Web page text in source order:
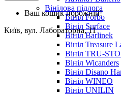
Ваш кошик порожній!
Київ, вул. Лабораторна, 11
Вінілова підлога
Вініл Forbo
Вініл Surface
Вініл Barlinek
Вініл Treasure
Вініл TRU-
Вініл Wicanders
Вініл Disano
Вініл WINEO
Вініл UNILIN